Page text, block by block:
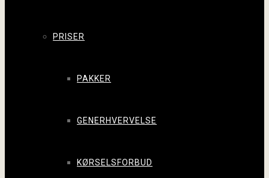
PRISER
PAKKER
GENERHVERVELSE
KØRSELSFORBUD